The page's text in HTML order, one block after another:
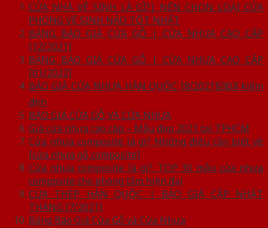
CỬA NHÀ VỆ SINH LÀ GÌ?| NÊN CHỌN LOẠI CỬA
PHÒNG VỆ SINH NÀO TỐT NHẤT
BẢNG BÁO GIÁ CỬA GỖ | CỬA NHỰA CAO CẤP
[12/2021]
BẢNG BÁO GIÁ CỬA GỖ | CỬA NHỰA CAO CẤP
[01/2022]
BÁO GIÁ CỬA NHỰA HÀN QUỐC [8/2021]☑️Đã kiểm
định
BÁO GIÁ CỬA GỖ VÀ CỬA NHỰA
Giá cửa nhựa cao cấp – Mẫu đẹp 2021 tại TPHCM
Cửa nhựa composite là gì? Những điều cần biết về
[cửa nhựa gỗ composite]
Cửa nhựa composite là gì?. TOP 30 mẫu cửa nhựa
composite cho phòng tắm hiện đại
CỬA THÉP HÀN QUỐC | BÁO GIÁ CẬP NHẬT
THÁNG [7/2021]
Bảng Báo Giá Cửa Gỗ và Cửa Nhựa